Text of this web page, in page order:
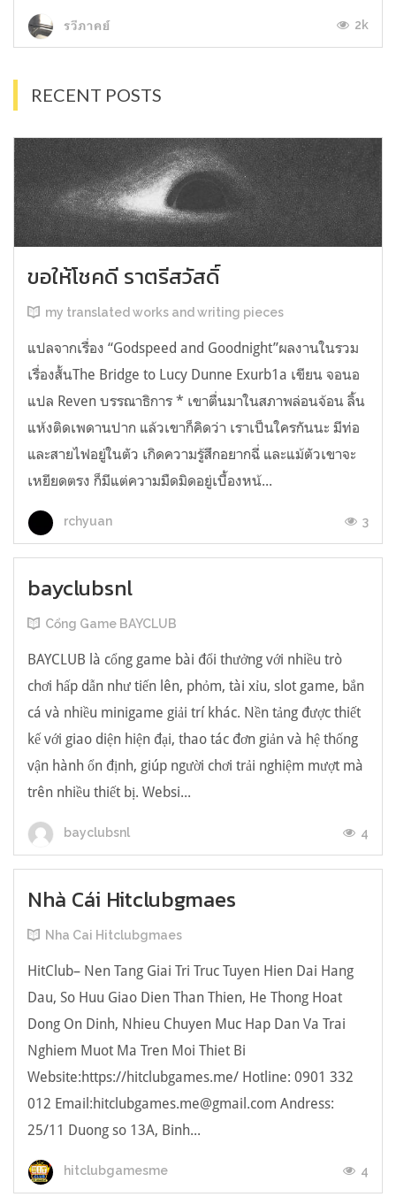
รวีภาคย์ 2k
RECENT POSTS
ขอให้โชคดี ราตรีสวัสดิ์
my translated works and writing pieces
แปลจากเรื่อง “Godspeed and Goodnight”ผลงานในรวม
เรื่องสั้นThe Bridge to Lucy Dunne Exurb1a เขียน จอนอ
แปล Reven บรรณาธิการ * เขาตื่นมาในสภาพล่อนจ้อน ลิ้น
แห้งติดเพดานปาก แล้วเขาก็คิดว่า เราเป็นใครกันนะ มีท่อ
และสายไฟอยู่ในตัว เกิดความรู้สึกอยากฉี่ และแม้ตัวเขาจะ
เหยียดตรง ก็มีแต่ความมืดมิดอยู่เบื้องหน้...
rchyuan 3
bayclubsnl
Cổng Game BAYCLUB
BAYCLUB là cổng game bài đổi thưởng với nhiều trò
chơi hấp dẫn như tiến lên, phỏm, tài xỉu, slot game, bắn
cá và nhiều minigame giải trí khác. Nền tảng được thiết
kế với giao diện hiện đại, thao tác đơn giản và hệ thống
vận hành ổn định, giúp người chơi trải nghiệm mượt mà
trên nhiều thiết bị. Websi...
bayclubsnl 4
Nhà Cái Hitclubgmaes
Nha Cai Hitclubgmaes
HitClub– Nen Tang Giai Tri Truc Tuyen Hien Dai Hang
Dau, So Huu Giao Dien Than Thien, He Thong Hoat
Dong On Dinh, Nhieu Chuyen Muc Hap Dan Va Trai
Nghiem Muot Ma Tren Moi Thiet Bi
Website:https://hitclubgames.me/ Hotline: 0901 332
012 Email:hitclubgames.me@gmail.com Andress:
25/11 Duong so 13A, Binh...
hitclubgamesme 4